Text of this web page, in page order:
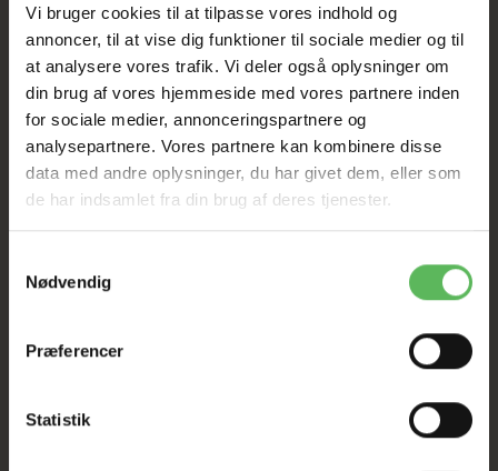
Vi bruger cookies til at tilpasse vores indhold og
annoncer, til at vise dig funktioner til sociale medier og til
at analysere vores trafik. Vi deler også oplysninger om
din brug af vores hjemmeside med vores partnere inden
for sociale medier, annonceringspartnere og
analysepartnere. Vores partnere kan kombinere disse
data med andre oplysninger, du har givet dem, eller som
de har indsamlet fra din brug af deres tjenester.
Nødvendig
Præferencer
Statistik
HELE WEBSHOPPEN ER
SAT NED
Tilbud GÆLDER IKKE
I FYSISK BUTIKKERE
BESKRIVELSE